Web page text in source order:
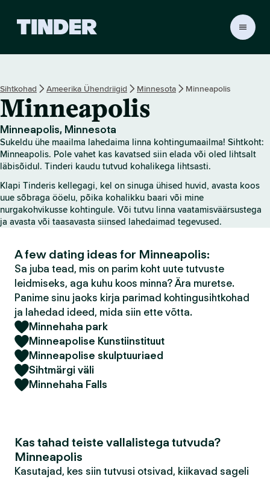
r
i
a
v
a
l
e
t
Sihtkohad Ameerika Ühendriigid Minnesota Minneapolis
Minneapolis
Minneapolis, Minnesota
Sukeldu ühe maailma lahedaima linna kohtingumaailma! Sihtkoht:
Minneapolis. Pole vahet kas kavatsed siin elada või oled lihtsalt
läbisõidul. Tinderi kaudu tutvud kohalikega lihtsasti.
Klapi Tinderis kellegagi, kel on sinuga ühised huvid, avasta koos
uue sõbraga ööelu, põika kohalikku baari või mine
nurgakohvikusse kohtingule. Või tutvu linna vaatamisväärsustega
ja avasta või taasavasta siinsed lahedaimad tegevused.
A few dating ideas for Minneapolis:
Sa juba tead, mis on parim koht uute tutvuste
leidmiseks, aga kuhu koos minna? Ära muretse.
Panime sinu jaoks kirja parimad kohtingusihtkohad
ja lahedad ideed, mida siin ette võtta.
Minnehaha park
Minneapolise Kunstiinstituut
Minneapolise skulptuuriaed
Sihtmärgi väli
Minnehaha Falls
Kas tahad teiste vallalistega tutvuda?
Minneapolis
Kasutajad, kes siin tutvusi otsivad, kiikavad sageli